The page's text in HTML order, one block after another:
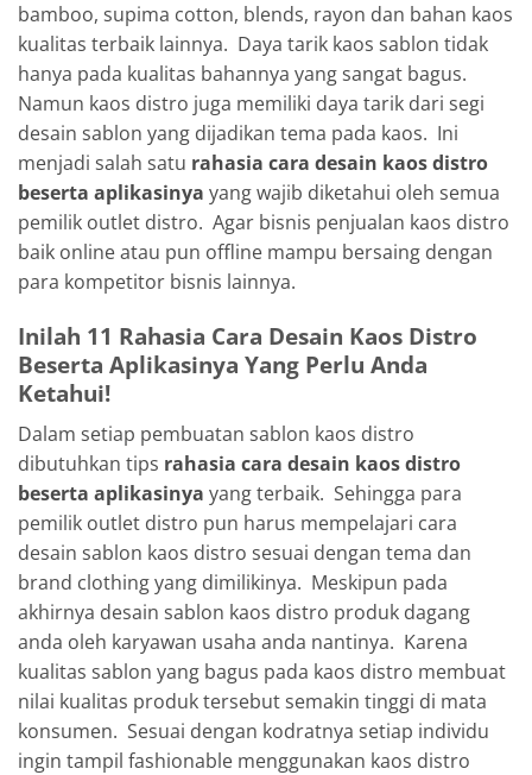
bamboo, supima cotton, blends, rayon dan bahan kaos
kualitas terbaik lainnya. Daya tarik kaos sablon tidak
hanya pada kualitas bahannya yang sangat bagus.
Namun kaos distro juga memiliki daya tarik dari segi
desain sablon yang dijadikan tema pada kaos. Ini
menjadi salah satu rahasia cara desain kaos distro
beserta aplikasinya yang wajib diketahui oleh semua
pemilik outlet distro. Agar bisnis penjualan kaos distro
baik online atau pun offline mampu bersaing dengan
para kompetitor bisnis lainnya.
Inilah 11 Rahasia Cara Desain Kaos Distro
Beserta Aplikasinya Yang Perlu Anda
Ketahui!
Dalam setiap pembuatan sablon kaos distro
dibutuhkan tips rahasia cara desain kaos distro
beserta aplikasinya yang terbaik. Sehingga para
pemilik outlet distro pun harus mempelajari cara
desain sablon kaos distro sesuai dengan tema dan
brand clothing yang dimilikinya. Meskipun pada
akhirnya desain sablon kaos distro produk dagang
anda oleh karyawan usaha anda nantinya. Karena
kualitas sablon yang bagus pada kaos distro membuat
nilai kualitas produk tersebut semakin tinggi di mata
konsumen. Sesuai dengan kodratnya setiap individu
ingin tampil fashionable menggunakan kaos distro